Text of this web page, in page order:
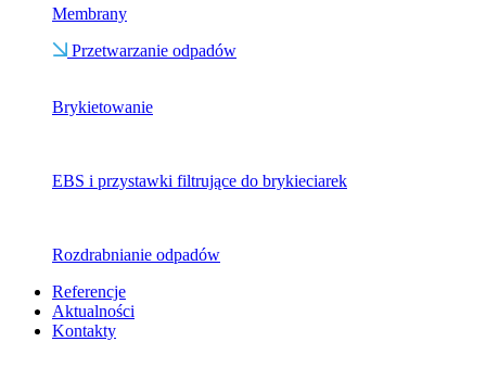
Membrany
Przetwarzanie odpadów
Brykietowanie
EBS i przystawki filtrujące do brykieciarek
Rozdrabnianie odpadów
Referencje
Aktualności
Kontakty